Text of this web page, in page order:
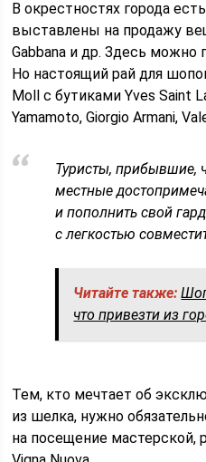
В окрестностях города
выставлены на продажу
Gabbana и др. Здесь можно
Но настоящий рай для
Mоll с бутиками Yves Saint
Yamamoto, Giorgio Armani,
Туристы, прибывшие,
местные
и пополнить свой
с легкостью
Читайте также:
что привезти из
Тем, кто мечтает об
из шелка, нужно
на посещение мастерской,